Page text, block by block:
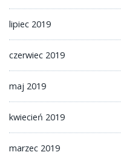
lipiec 2019
czerwiec 2019
maj 2019
kwiecień 2019
marzec 2019